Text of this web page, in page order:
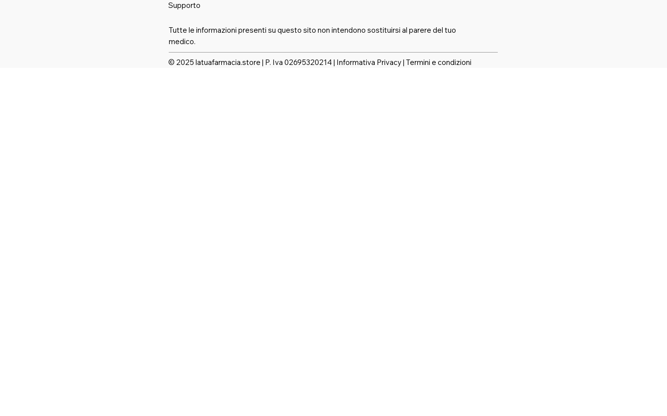
Supporto
Tutte le informazioni presenti su questo sito non intendono sostituirsi al parere del tuo
medico.
© 2025 latuafarmacia.store | P. Iva 02695320214 | Informativa Privacy|Termini e condizioni